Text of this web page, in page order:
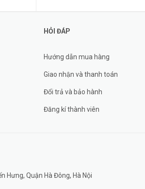
HỎI ĐÁP
Hướng dẫn mua hàng
Giao nhận và thanh toán
Đổi trả và bảo hành
Đăng kí thành viên
Hưng, Quận Hà Đông, Hà Nội